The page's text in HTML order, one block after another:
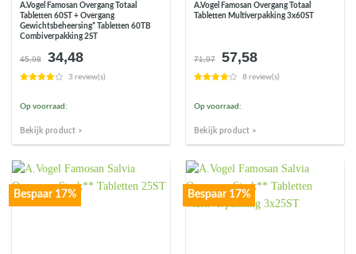
A.Vogel Famosan Overgang Totaal
Tabletten 60ST + Overgang
Gewichtsbeheersing* Tabletten 60TB
Combiverpakking 2ST
45,98
Oorspronkelijke
prijs
was:
34,48Huidige
prijs
is:
3 review(s)
Op voorraad:
Bekijk product >
A.Vogel Famosan Overgang Totaal
Tabletten Multiverpakking 3x60ST
71,97
Oorspronkelijke
prijs
was:
57,58Huidige
prijs
is:
8 review(s)
Op voorraad:
Bekijk product >
Bespaar 17% Bespaar 17%